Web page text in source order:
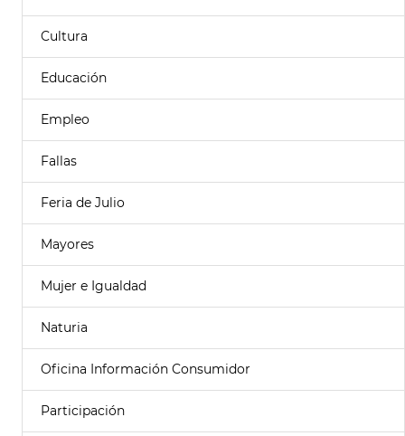
Cultura
Educación
Empleo
Fallas
Feria de Julio
Mayores
Mujer e Igualdad
Naturia
Oficina Información Consumidor
Participación